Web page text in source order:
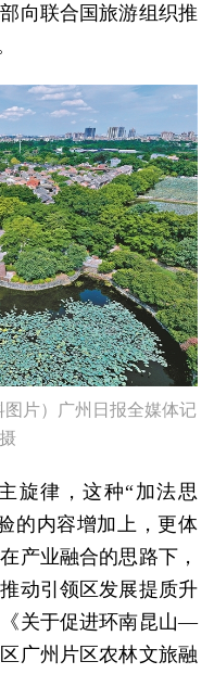
向联合国旅游组织推
片）广州日报全媒体记
旋律，这种“加法思
的内容增加上，更体
产业融合的思路下，
动引领区发展提质升
关于促进环南昆山—
广州片区农林文旅融